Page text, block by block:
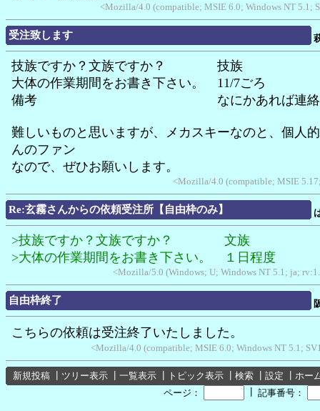
<Mozilla/4.0 (compatible; MSIE 6.0; Windows NT 5.1;
受注致します
技族ですか？文族ですか？ 技族
大体の作業期間をお書き下さい。 11/7ごろ
備考 なにかあれば連絡致
難しいものと思いますが、メカスキーなのと、個人
んのファン
なので、ぜひお願いします。
<Mozilla/4.0 (compatible; MSIE
Re:玄霧さんからの依頼受注所【自由枠のみ】
>技族ですか？文族ですか？ 文族
>大体の作業期間をお書き下さい。 １日程度
<Mozilla/5.0 (Windows; U; Windows NT 5.1; ja;
自由枠終了
こちらの依頼は受注終了いたしました。
<Mozilla/4.0 (compatible; MSIE 6.0; Windows NT 5.1;
新規投稿 ツリー表示 一覧表示 トピック表示 検索 設定
ホー
ページ：
記事番号：